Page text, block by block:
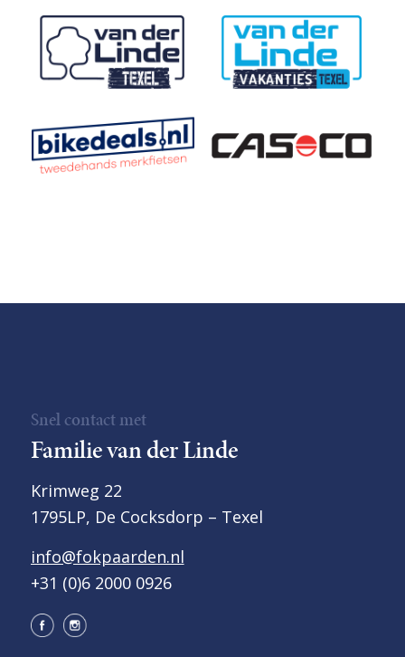
Snel contact met
Familie van der Linde
Krimweg 22
1795LP, De Cocksdorp – Texel
info@fokpaarden.nl
+31 (0)6 2000 0926